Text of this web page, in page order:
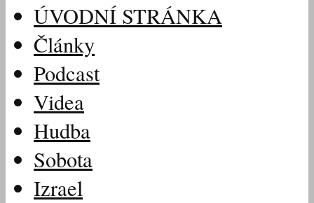
ÚVODNÍ STRÁNKA
Články
Podcast
Videa
Hudba
Sobota
Izrael